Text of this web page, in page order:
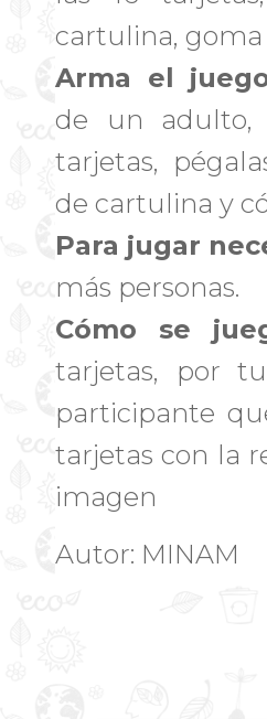
cartulina, goma
Arma el
de un adulto,
tarjetas,
de cartulina y
Para jugar
más personas.
Cómo se
tarjetas, por
participante
tarjetas con la
imagen
Autor: MINAM